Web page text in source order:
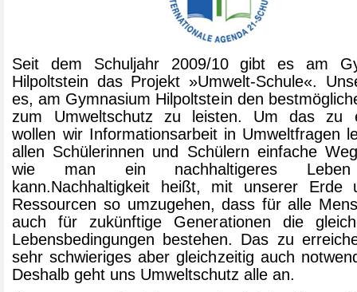
Seit dem Schuljahr 2009/10 gibt es am
Hilpoltstein das Projekt »Umwelt-Schule«.
es, am Gymnasium Hilpoltstein den
zum Umweltschutz zu leisten. Um das zu
wollen wir Informationsarbeit in Umweltfragen
allen Schülerinnen und Schülern einfache
wie man ein nachhaltigeres
kann.Nachhaltigkeit heißt, mit unserer Erde
Ressourcen so umzugehen, dass für alle
auch für zukünftige Generationen die
Lebensbedingungen bestehen. Das zu
sehr schwieriges aber gleichzeitig auch
Deshalb geht uns Umweltschutz alle an.